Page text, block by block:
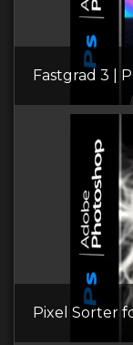
Fastgrad 3 |
Pixel Sorter